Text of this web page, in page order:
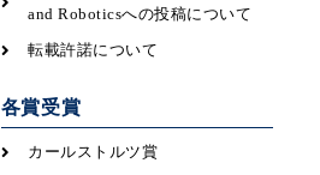
and Roboticsへの投稿について
転載許諾について
各賞受賞
カールストルツ賞